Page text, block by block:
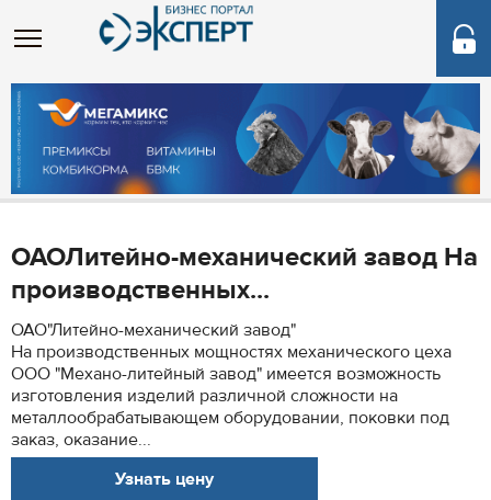
ОАОЛитейно-механический завод На
производственных...
ОАО"Литейно-механический завод"
На производственных мощностях механического цеха
ООО "Механо-литейный завод" имеется возможность
изготовления изделий различной сложности на
металлообрабатывающем оборудовании, поковки под
заказ, оказание...
Узнать цену